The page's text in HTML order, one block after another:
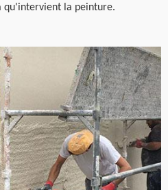
qu'intervient la peinture.